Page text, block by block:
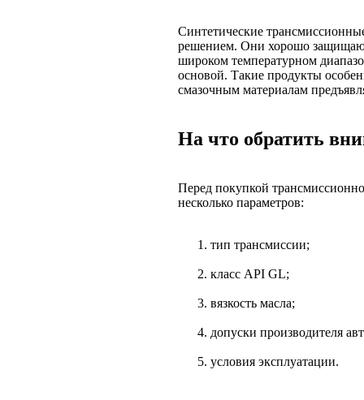
Синтетические
решением. Они хорошо
широком температурном
основой. Такие продукты
смазочным материалам
На что обратить
Перед покупкой
несколько параметров:
тип трансмиссии;
класс API GL;
вязкость масла;
допуски производителя
условия эксплуатации.